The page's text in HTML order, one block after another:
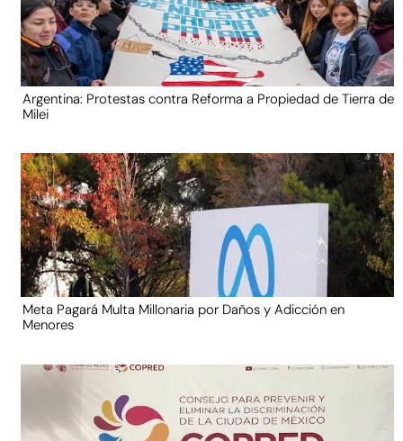
Argentina: Protestas contra Reforma a Propiedad de Tierra de
Milei
Meta Pagará Multa Millonaria por Daños y Adicción en
Menores